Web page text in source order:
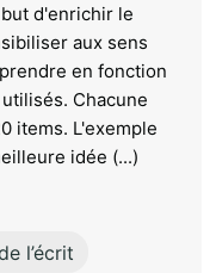
d'enrichir le
aux sens
en fonction
Chacune
items. L'exemple
idée (...)
l’écrit